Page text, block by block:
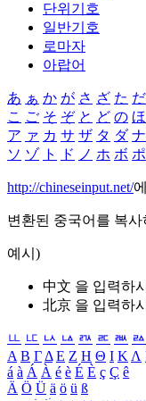
단위기호
일반기호
로마자
아랍어
あ ぁ か が さ ざ た だ
こ ご そ ぞ と ど の ほ
ア ァ カ サ ザ タ ダ ナ
ソ ゾ ト ド ノ ホ ボ ポ
http://chineseinput.net/
변환된 중국어를 복
예시)
中文 을 입력하
北京 을 입력하
ㅥ ㅦ ㅧ ㅨ ㅩ ㅪ ㅫ ㅬ
Α Β ΓΔ Ε Ζ Η Θ Ι ΚΛ
á à Á À é è É È ç Ç ê
Ä Ö Ü ä ö ü ß